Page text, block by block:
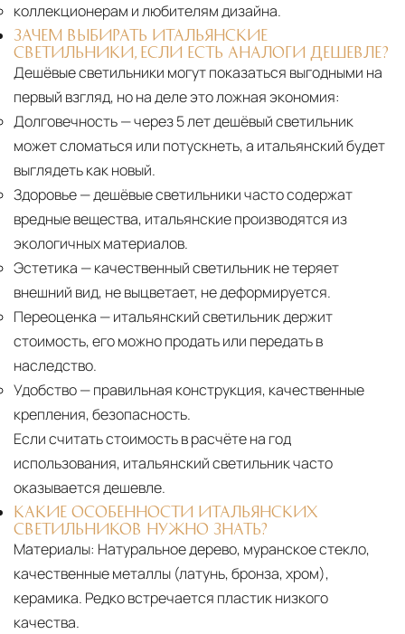
коллекционерам и любителям дизайна.
ЗАЧЕМ ВЫБИРАТЬ ИТАЛЬЯНСКИЕ
СВЕТИЛЬНИКИ, ЕСЛИ ЕСТЬ АНАЛОГИ ДЕШЕВЛЕ?
Дешёвые светильники могут показаться выгодными на
первый взгляд, но на деле это ложная экономия:
Долговечность— через 5 лет дешёвый светильник
может сломаться или потускнеть, а итальянский будет
выглядеть как новый.
Здоровье— дешёвые светильники часто содержат
вредные вещества, итальянские производятся из
экологичных материалов.
Эстетика — качественный светильник не теряет
внешний вид, не выцветает, не деформируется.
Переоценка — итальянский светильник держит
стоимость, его можно продать или передать в
наследство.
Удобство— правильная конструкция, качественные
крепления, безопасность.
Если считать стоимость в расчёте на год
использования, итальянский светильник часто
оказывается дешевле.
КАКИЕ ОСОБЕННОСТИ ИТАЛЬЯНСКИХ
СВЕТИЛЬНИКОВ НУЖНО ЗНАТЬ?
Материалы: Натуральное дерево, муранское стекло,
качественные металлы (латунь, бронза, хром),
керамика. Редко встречается пластик низкого
качества.